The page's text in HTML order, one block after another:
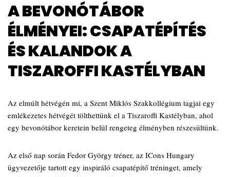
A BEVONÓTÁBOR
ÉLMÉNYEI: CSAPATÉPÍTÉS
ÉS KALANDOK A
TISZAROFFI KASTÉLYBAN
Az elmúlt hétvégén mi, a Szent Miklós Szakkollégium tagjai egy
emlékezetes hétvégét tölthettünk el a Tiszaroffi Kastélyban, ahol
egy bevonótábor keretein belül rengeteg élményben részesültünk.
Az első nap során Fedor György tréner, az ICons Hungary
ügyvezetője tartott egy inspiráló csapatépítő tréninget, amely